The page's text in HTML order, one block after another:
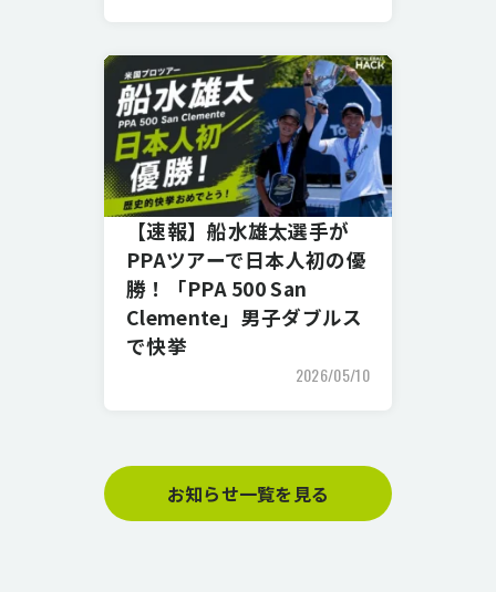
【速報】船水雄太選手が
PPAツアーで日本人初の優
勝！「PPA 500 San
Clemente」男子ダブルス
で快挙
2026/05/10
お知らせ一覧を見る